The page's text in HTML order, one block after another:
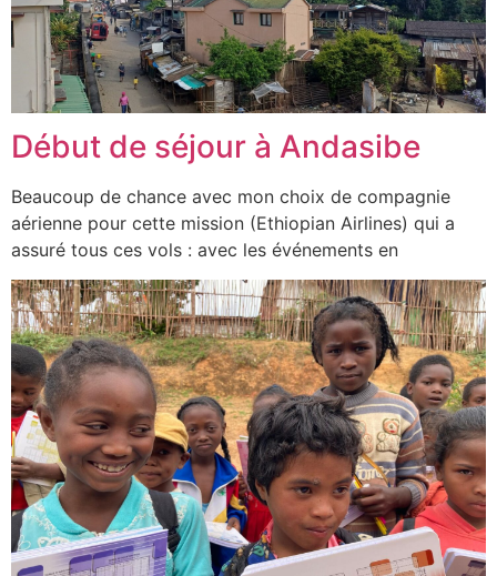
Début de séjour à Andasibe
Beaucoup de chance avec mon choix de compagnie
aérienne pour cette mission (Ethiopian Airlines) qui a
assuré tous ces vols : avec les événements en